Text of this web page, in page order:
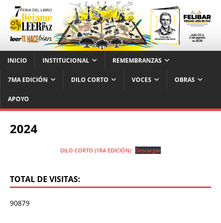
INICIO INSTITUCIONAL REMEMBRANZAS
7MA EDICIÓN DILO CORTO VOCES OBRAS
APOYO
2024
DILO CORTO (1RA EDICIÓN) Descargar
TOTAL DE VISITAS:
90879